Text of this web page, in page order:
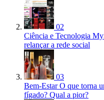
02
Ciência e Tecnologia
relançar a rede social
03
Bem-Estar O que torna
fígado? Qual a pior?